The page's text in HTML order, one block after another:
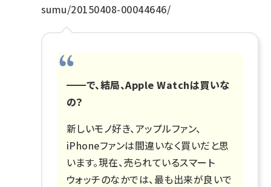
sumu/20150408-00044646/
━━で、結局、Apple Watchは買いな
の？
新しいモノ好き、アップルファン、
iPhoneファンは間違いなく買いだと思
います。現在、売られているスマート
ウォッチのなかでは、最も出来が良いで